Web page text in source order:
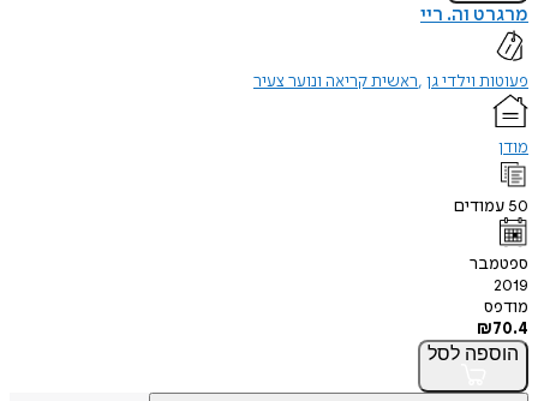
מרגרט וה. ריי
פעוטות וילדי גן ראשית קריאה ונוער צעיר
מודן
50 עמודים
ספטמבר
2019
מודפס
₪70.4
הוספה לסל